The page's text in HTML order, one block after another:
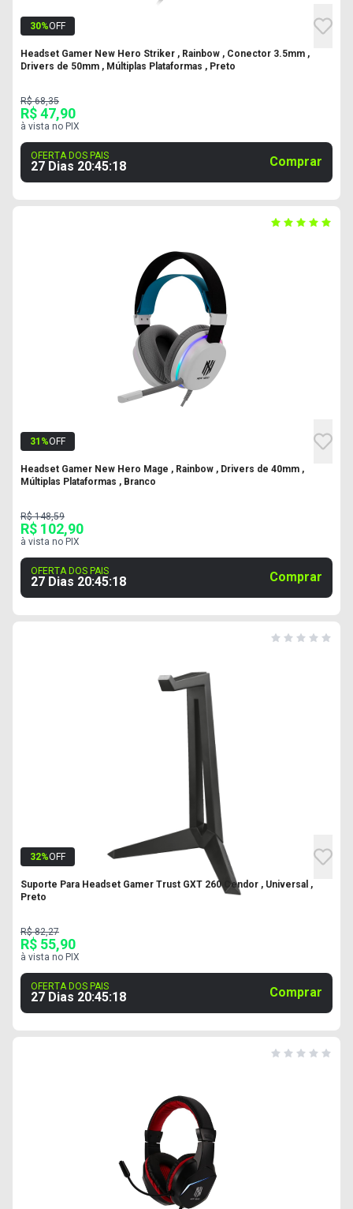
30%OFF
Headset Gamer New Hero Striker , Rainbow , Conector 3.5mm ,
Drivers de 50mm , Múltiplas Plataformas , Preto
R$ 68,35
R$ 47,90
à vista no PIX
OFERTA DOS PAIS
27 Dias 20:45:18 Comprar
31 %OFF
Headset Gamer New Hero Mage , Rainbow , Drivers de 40mm ,
Múltiplas Plataformas , Branco
R$ 148,59
R$ 102,90
à vista no PIX
OFERTA DOS PAIS
27 Dias 20:45:18 Comprar
32%OFF
Suporte Para Headset Gamer Trust GXT 260 Cendor , Universal ,
Preto
R$ 82,27
R$ 55,90
à vista no PIX
OFERTA DOS PAIS
27 Dias 20:45:18 Comprar